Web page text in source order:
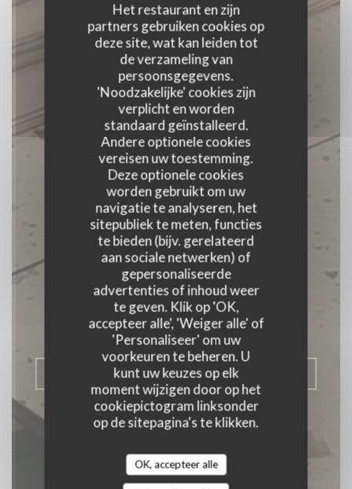
Het restaurant en zijn
partners gebruiken cookies op
deze site, wat kan leiden tot
de verzameling van
persoonsgegevens.
'Noodzakelijke' cookies zijn
verplicht en worden
standaard geïnstalleerd.
Andere optionele cookies
vereisen uw toestemming.
Deze optionele cookies
worden gebruikt om uw
navigatie te analyseren, het
sitepubliek te meten, functies
te bieden (bijv. gerelateerd
aan sociale netwerken) of
gepersonaliseerde
advertenties of inhoud weer
te geven. Klik op 'OK,
accepteer alle', 'Weiger alle' of
'Personaliseer' om uw
voorkeuren te beheren. U
kunt uw keuzes op elk
moment wijzigen door op het
cookiepictogram linksonder
op de sitepagina's te klikken.
OK, accepteer alle
Goupil - Restaurant
Rouen
RESTAURANT TRADITIONNEL
|ROUEN
RESERVEER EEN TAFEL